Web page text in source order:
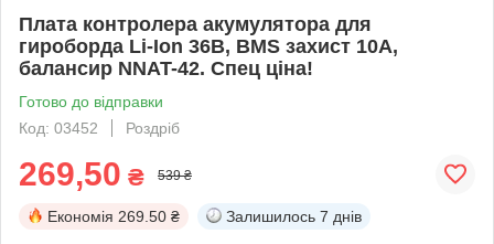
Плата контролера акумулятора для
гироборда Li-Ion 36В, BMS захист 10А,
балансир NNAT-42. Спец ціна!
Готово до відправки
Код: 03452
Роздріб
269,50 ₴ 539 ₴
Економія 269.50 ₴ Залишилось 7 днів